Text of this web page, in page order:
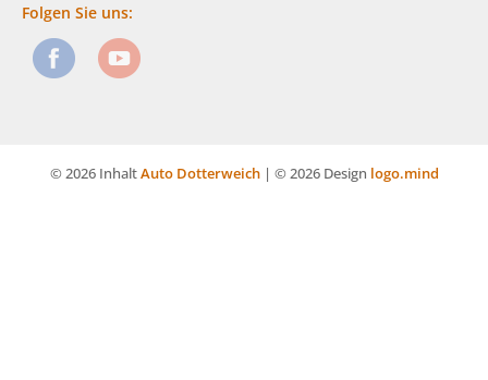
Folgen Sie uns:
© 2026 InhaltAuto Dotterweich| © 2026 Design logo.mind